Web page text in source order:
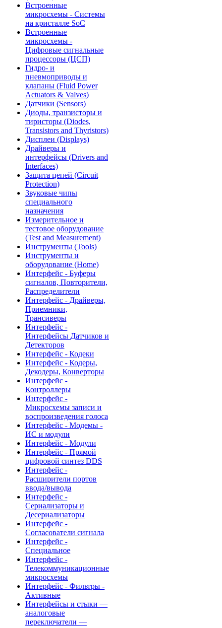
Встроенные
микросхемы - Системы
на кристалле SoC
Встроенные
микросхемы -
Цифровые сигнальные
процессоры (ЦСП)
Гидро- и
пневмоприводы и
клапаны (Fluid Power
Actuators & Valves)
Датчики (Sensors)
Диоды, транзисторы и
тиристоры (Diodes,
Transistors and Thyristors)
Дисплеи (Displays)
Драйверы и
интерфейсы (Drivers and
Interfaces)
Защита цепей (Circuit
Protection)
Звуковые чипы
специального
назначения
Измерительное и
тестовое оборудование
(Test and Measurement)
Инструменты (Tools)
Инструменты и
оборудование (Home)
Интерфейс - Буферы
сигналов, Повторители,
Распределители
Интерфейс - Драйверы,
Приемники,
Трансиверы
Интерфейс -
Интерфейсы Датчиков и
Детекторов
Интерфейс - Кодеки
Интерфейс - Кодеры,
Декодеры, Конверторы
Интерфейс -
Контроллеры
Интерфейс -
Микросхемы записи и
воспроизведения голоса
Интерфейс - Модемы -
ИС и модули
Интерфейс - Модули
Интерфейс - Прямой
цифровой синтез DDS
Интерфейс -
Расширители портов
ввода/вывода
Интерфейс -
Сериализаторы и
Десериализаторы
Интерфейс -
Согласователи сигнала
Интерфейс -
Специальное
Интерфейс -
Телекоммуникационные
микросхемы
Интерфейс - Фильтры -
Активные
Интерфейсы и стыки —
аналоговые
переключатели —